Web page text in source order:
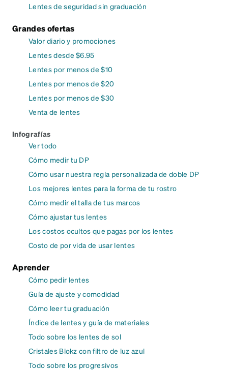
Lentes de seguridad sin graduación
Grandes ofertas
Valor diario y promociones
Lentes desde $6.95
Lentes por menos de $10
Lentes por menos de $20
Lentes por menos de $30
Venta de lentes
Infografías
Ver todo
Cómo medir tu DP
Cómo usar nuestra regla personalizada de doble DP
Los mejores lentes para la forma de tu rostro
Cómo medir el talla de tus marcos
Cómo ajustar tus lentes
Los costos ocultos que pagas por los lentes
Costo de por vida de usar lentes
Aprender
Cómo pedir lentes
Guía de ajuste y comodidad
Cómo leer tu graduación
Índice de lentes y guía de materiales
Todo sobre los lentes de sol
Cristales Blokz con filtro de luz azul
Todo sobre los progresivos